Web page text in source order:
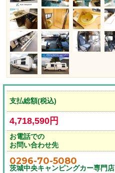
支払総額(税込)
4,718,590円
お電話での
お問い合わせ先
0296-70-5080
茨城中央キャンピングカー専門店